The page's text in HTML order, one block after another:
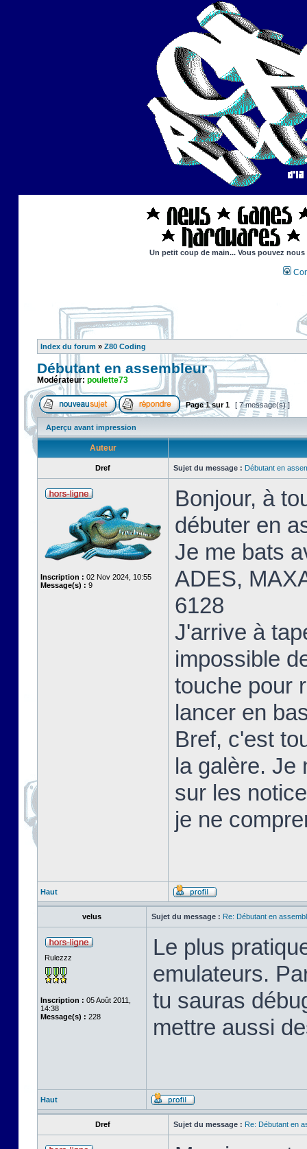
Un petit coup de main... Vous pouvez
Index du forum » Z80 Coding
Débutant en assembleur
Modérateur: poulette73
Page1sur1 [ 7 message(s) ]
Aperçu avant impression
Auteur
Dref Sujet du message : Débutant en
Inscription : 02 Nov 2024, 10:55
Message(s) : 9
Bonjour, à
débuter en
Je me bats
ADES,
6128
J'arrive à
impossible
touche pour
lancer en
Bref, c'est
la galère. Je
sur les
je ne
Haut
velus Sujet du message : Re: Débutant en
Rulezzz
Inscription : 05 Août 2011,
14:38
Message(s) : 228
Le plus
emulateurs.
tu sauras
mettre aussi
Haut
Dref Sujet du message : Re: Débutant en